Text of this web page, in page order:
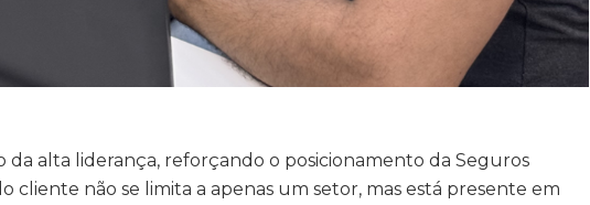
da alta liderança, reforçando o posicionamento da Seguros
cliente não se limita a apenas um setor, mas está presente em